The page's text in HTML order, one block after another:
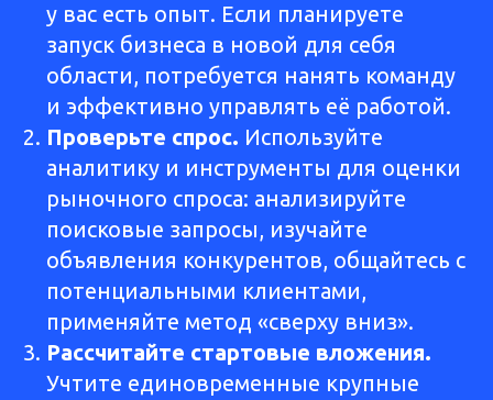
у вас есть опыт. Если планируете
запуск бизнеса в новой для себя
области, потребуется нанять команду
и эффективно управлять её работой.
Проверьте спрос. Используйте
аналитику и инструменты для оценки
рыночного спроса: анализируйте
поисковые запросы, изучайте
объявления конкурентов, общайтесь с
потенциальными клиентами,
применяйте метод «сверху вниз».
Рассчитайте стартовые вложения.
Учтите единовременные крупные